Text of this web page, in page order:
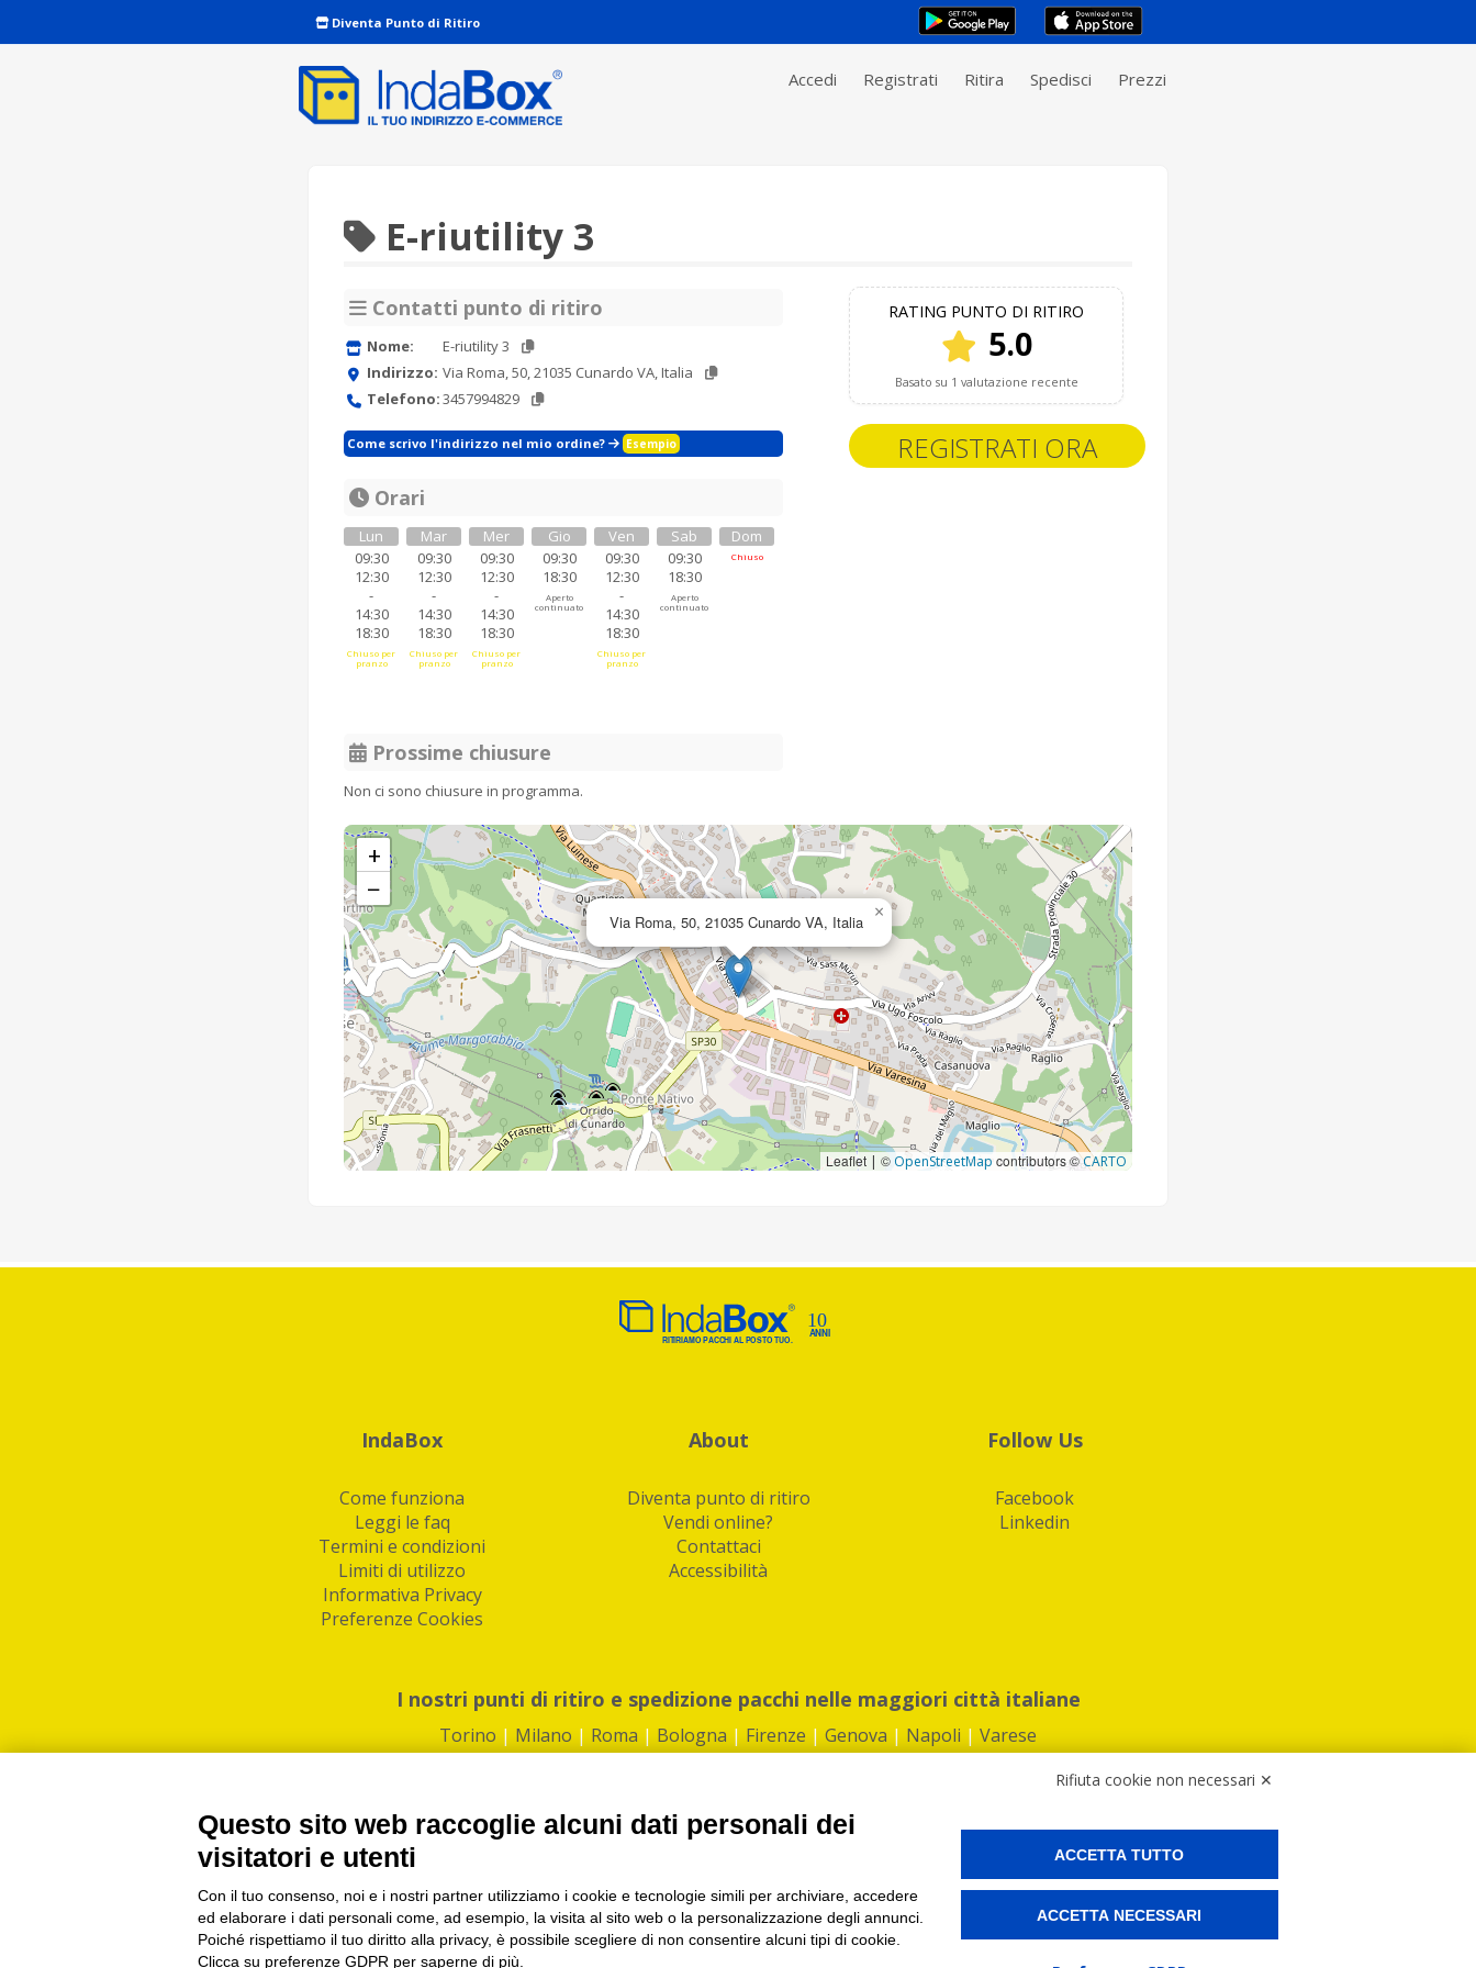
Diventa Punto di Ritiro
Accedi Registrati Ritira Spedisci Prezzi
REGISTRATI ORA
E-riutility 3
Contatti punto di ritiro
Nome:
E-riutility 3
Indirizzo: Via Roma, 50, 21035 Cunardo VA, Italia
Telefono:3457994829
Come scrivo l'indirizzo nel mio ordine? Esempio
Orari
Lun
09:30
12:30
-
14:30
18:30
Chiuso per
pranzo
Mar
09:30
12:30
-
14:30
18:30
Chiuso per
pranzo
Mer
09:30
12:30
-
14:30
18:30
Chiuso per
pranzo
Gio
09:30
18:30
Aperto
continuato
Ven
09:30
12:30
-
14:30
18:30
Chiuso per
pranzo
Sab
09:30
18:30
Aperto
continuato
Dom
Chiuso
Prossime chiusure
Non ci sono chiusure in programma.
RATING PUNTO DI RITIRO
5.0
Basato su 1 valutazione recente
Via Roma, 50, 21035 Cunardo VA, Italia ×
+
−
Leaflet | ©OpenStreetMap contributors ©CARTO
IndaBox
Come funziona
Leggi le faq
Termini e condizioni
Limiti di utilizzo
Informativa Privacy
Preferenze Cookies
About
Diventa punto di ritiro
Vendi online?
Contattaci
Accessibilità
Follow Us
Facebook
Linkedin
I nostri punti di ritiro e spedizione pacchi nelle maggiori città italiane
Torino | Milano | Roma | Bologna | Firenze | Genova | Napoli | Varese
PI/CF/N°Iscr.: 10821360012 | REA: RM 1494760 | Cap.Soc.: 50.000€ |Whistleblowing|Privacy|Preferenze Cookies
IndaBox | Oltre 11.500 punti di ritiro tra Bar, Tabaccai, Edicole e Kipoint per ritirare i tuoi acquisti online e spedire i tuoi pacchi.
Rifiuta cookie non necessari ✕
Questo sito web raccoglie alcuni dati personali dei
visitatori e utenti
Con il tuo consenso, noi e i nostri partner utilizziamo i cookie e tecnologie simili per archiviare, accedere
ed elaborare i dati personali come, ad esempio, la visita al sito web o la personalizzazione degli annunci.
Poiché rispettiamo il tuo diritto alla privacy, è possibile scegliere di non consentire alcuni tipi di cookie.
Clicca su preferenze GDPR per saperne di più.
ACCETTA TUTTO
ACCETTA NECESSARI